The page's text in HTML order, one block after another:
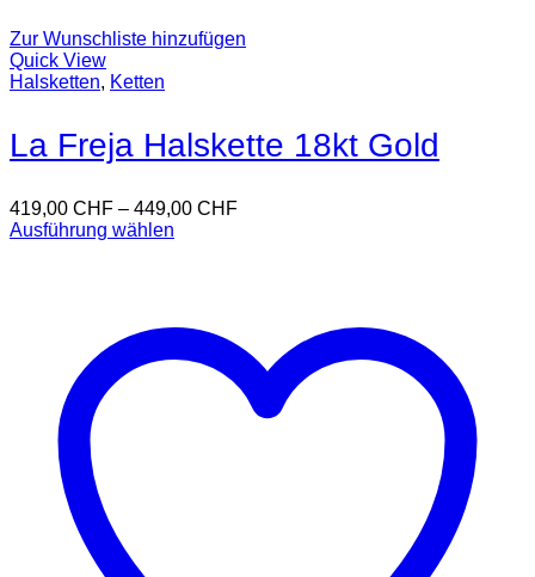
Zur Wunschliste hinzufügen
Quick View
Halsketten, Ketten
La Freja Halskette 18kt Gold
419,00 CHF – 449,00 CHF
Ausführung wählen